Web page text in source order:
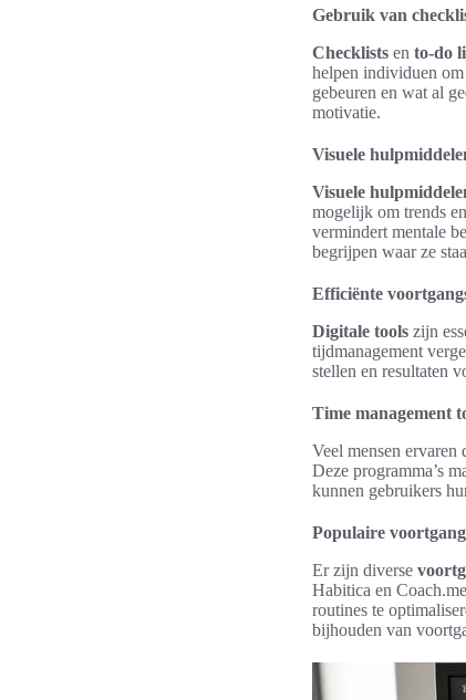
Gebruik van
Checklists en to-do
helpen individuen
gebeuren en wat al
motivatie.
Visuele
Visuele
mogelijk om trends
vermindert mentale
begrijpen waar ze
Efficiënte
Digitale tools zijn
tijdmanagement
stellen en resultaten
Time management
Veel mensen ervaren
Deze programma’s
kunnen gebruikers
Populaire
Er zijn diverse
Habitica en
routines te
bijhouden van